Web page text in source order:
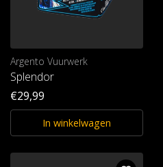
Argento Vuurwerk
Splendor
€29,99
In winkelwagen